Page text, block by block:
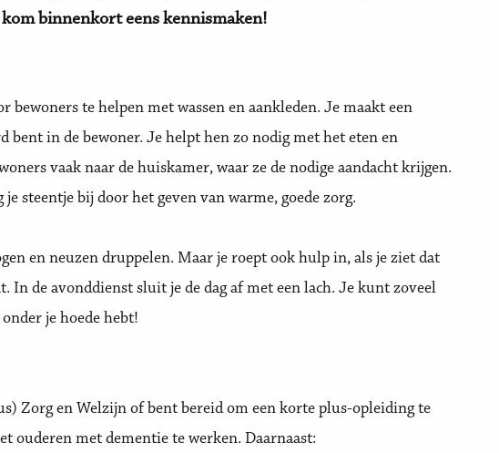
binnenkort eens kennismaken!
bewoners te helpen met wassen en aankleden. Je maakt een
bent in de bewoner. Je helpt hen zo nodig met het eten en
vaak naar de huiskamer, waar ze de nodige aandacht krijgen.
je steentje bij door het geven van warme, goede zorg.
en neuzen druppelen. Maar je roept ook hulp in, als je ziet dat
In de avonddienst sluit je de dag af met een lach. Je kunt zoveel
je hoede hebt!
Zorg en Welzijn of bent bereid om een korte plus-opleiding te
ouderen met dementie te werken. Daarnaast: